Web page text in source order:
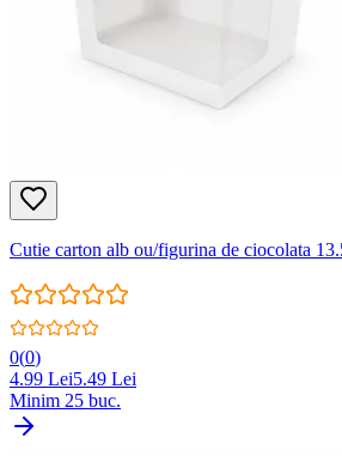
Cutie carton alb ou/figurina de ciocolata
0(0)
4.99 Lei5.49 Lei
Minim 25 buc.